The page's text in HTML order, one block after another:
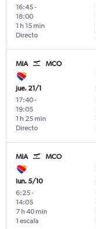
16:45-
18:00
Directo
1 h 15 min
MIA MCO
jue. 21/1
17:40-
19:05
Directo
1 h 25 min
MIA MCO
lun. 5/10
6:25-
14:05
1 escala
7 h 40 min